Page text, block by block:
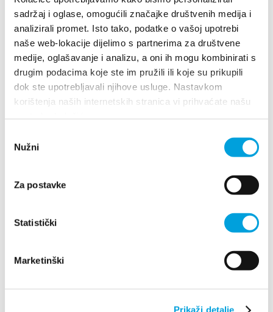
sadržaj i oglase, omogućili značajke društvenih medija i
analizirali promet. Isto tako, podatke o vašoj upotrebi
naše web-lokacije dijelimo s partnerima za društvene
medije, oglašavanje i analizu, a oni ih mogu kombinirati s
drugim podacima koje ste im pružili ili koje su prikupili
dok ste upotrebljavali njihove usluge. Nastavkom
korištenja naših internetskih stranica vi prihvaćate našu
pristanka
Nužni
Za postavke
Statistički
Marketinški
Prikaži detalje
Stjepana Štafilea 8, 21217 Kaštel Štafilić
+385917207836
klismanic85@gmail.com
1/4
+38598 9551403
Jure Mikec
Put čigulice 7, 21214 Kaštel Kambelovac